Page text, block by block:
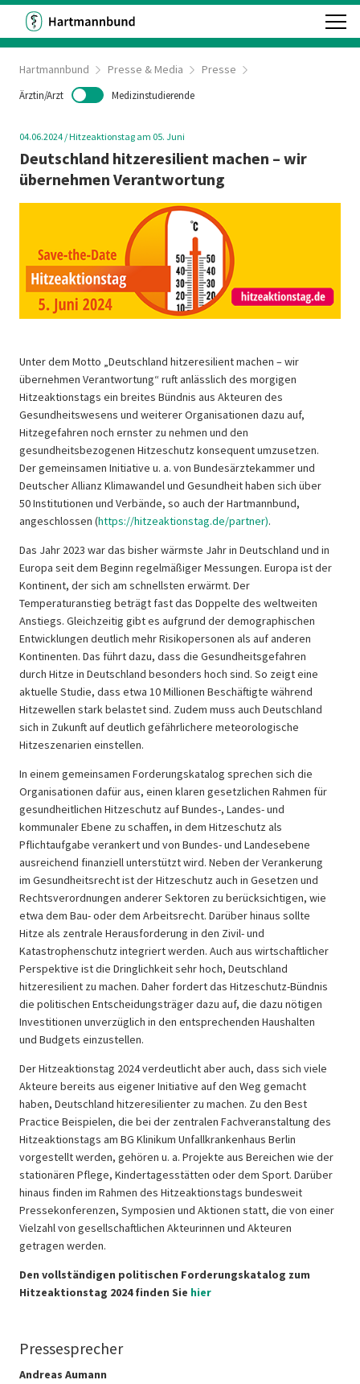
Hartmannbund Presse & Media Presse
Ärztin/Arzt Medizinstudierende
04.06.2024 /Hitzeaktionstag am 05. Juni
Deutschland hitzeresilient machen – wir
übernehmen Verantwortung
Unter dem Motto „Deutschland hitzeresilient machen – wir
überneh­men Verantwortung“ ruft anlässlich des morgigen
Hitzeaktionstags ein breites Bündnis aus Akteuren des
Gesundheitswesens und weiterer Organisationen dazu auf,
Hitzegefahren noch ernster zu nehmen und den
gesundheitsbezogenen Hitzeschutz konsequent umzusetzen.
Der gemeinsamen Initiative u. a. von Bundesärztekammer und
Deutscher Allianz Klimawandel und Gesundheit haben sich über
50 Institutionen und Verbände, so auch der Hartmannbund,
angeschlossen (https://hitzeaktionstag.de/partner).
Das Jahr 2023 war das bisher wärmste Jahr in Deutschland und in
Europa seit dem Beginn regelmäßiger Messungen. Europa ist der
Kontinent, der sich am schnellsten erwärmt. Der
Temperaturanstieg beträgt fast das Doppelte des weltweiten
Anstiegs. Gleichzeitig gibt es auf­grund der demographischen
Entwicklungen deutlich mehr Risikopersonen als auf anderen
Kontinenten. Das führt dazu, dass die Gesundheitsgefahren
durch Hitze in Deutschland besonders hoch sind. So zeigt eine
aktuelle Studie, dass etwa 10 Millionen Beschäftigte während
Hitzewellen stark belastet sind. Zudem muss auch Deutschland
sich in Zukunft auf deutlich gefährlichere meteorologische
Hitzeszenarien einstellen.
In einem gemeinsamen Forderungskatalog sprechen sich die
Organisationen dafür aus, einen klaren gesetzlichen Rahmen für
gesundheitlichen Hitzeschutz auf Bundes-, Landes- und
kommunaler Ebene zu schaffen, in dem Hitzeschutz als
Pflichtaufgabe verankert und von Bundes- und Landesebene
ausreichend finanziell unterstützt wird. Neben der Verankerung
im Gesundheitsrecht ist der Hitzeschutz auch in Gesetzen und
Rechtsverordnungen anderer Sektoren zu berücksichtigen, wie
etwa dem Bau- oder dem Arbeitsrecht. Darüber hinaus sollte
Hitze als zentrale Herausforderung in den Zivil- und
Katastrophenschutz integriert werden. Auch aus wirtschaftlicher
Perspektive ist die Dringlichkeit sehr hoch, Deutschland
hitzeresilient zu machen. Daher fordert das Hitzeschutz-Bündnis
die politischen Entscheidungs­träger dazu auf, die dazu nötigen
Investitionen unverzüglich in den entsprechenden Haushalten
und Budgets einzustellen.
Der Hitzeaktionstag 2024 verdeutlicht aber auch, dass sich viele
Akteure bereits aus eigener Initiative auf den Weg gemacht
haben, Deutschland hitzeresilienter zu machen. Zu den Best
Practice Beispielen, die bei der zentralen Fachveranstaltung des
Hitzeaktionstags am BG Klinikum Unfallkrankenhaus Berlin
vorgestellt werden, gehören u. a. Projekte aus Bereichen wie der
stationären Pflege, Kindertagesstätten oder dem Sport. Darüber
hinaus finden im Rahmen des Hitzeaktionstags bundesweit
Pressekonferenzen, Symposien und Aktionen statt, die von einer
Vielzahl von gesellschaftlichen Akteurinnen und Akteuren
getragen werden.
Den vollständigen politischen Forderungskatalog zum
Hitzeaktionstag 2024 finden Sie hier
Pressesprecher
Andreas Aumann